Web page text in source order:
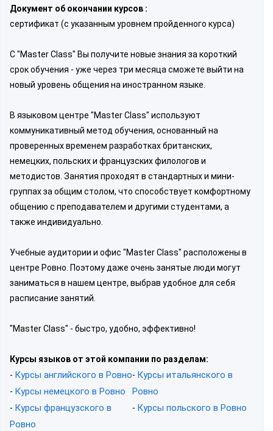
Документ об окончании курсов :
сертификат (с указанным уровнем пройденного курса)
С "Master Class" Вы получите новые знания за короткий
срок обучения - уже через три месяца сможете выйти на
новый уровень общения на иностранном языке.
В языковом центре "Master Class" используют
коммуникативный метод обучения, основанный на
проверенных временем разработках британских,
немецких, польских и французских филологов и
методистов. Занятия проходят в стандартных и мини-
группах за общим столом, что способствует комфортному
общению с преподавателем и другими студентами, а
также индивидуально.
Учебные аудитории и офис "Master Class" расположены в
центре Ровно. Поэтому даже очень занятые люди могут
заниматься в нашем центре, выбрав удобное для себя
расписание занятий.
"Master Class" - быстро, удобно, эффективно!
Курсы языков от этой компании по разделам:
- Курсы английского в Ровно
- Курсы немецкого в Ровно
- Курсы французского в
Ровно
- Курсы итальянского в
Ровно
- Курсы польского в Ровно